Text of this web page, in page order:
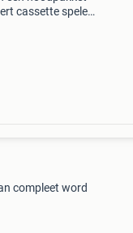
cassette speler
compleet word